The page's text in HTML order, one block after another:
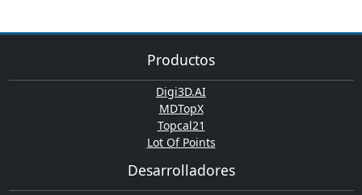
Productos
Digi3D.AI
MDTopX
Topcal21
Lot Of Points
Desarrolladores